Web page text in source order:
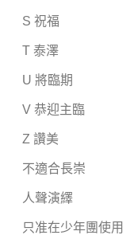
S 祝福
T 泰澤
U 將臨期
V 恭迎主臨
Z 讚美
不適合長崇
人聲演繹
只准在少年團使用